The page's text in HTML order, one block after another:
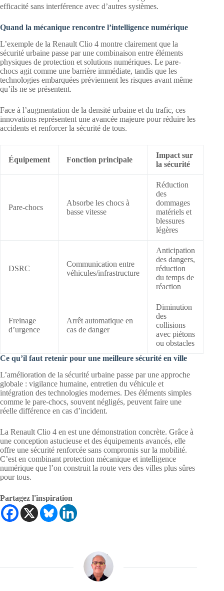
efficacité sans interférence avec d’autres systèmes.
Quand la mécanique rencontre l’intelligence numérique
L’exemple de la Renault Clio 4 montre clairement que la
sécurité urbaine passe par une combinaison entre éléments
physiques de protection et solutions numériques. Le pare-
chocs agit comme une barrière immédiate, tandis que les
technologies embarquées préviennent les risques avant même
qu’ils ne se présentent.
Face à l’augmentation de la densité urbaine et du trafic, ces
innovations représentent une avancée majeure pour réduire les
accidents et renforcer la sécurité de tous.
Équipement Fonction principale
Impact sur
la sécurité
Pare-chocs
Absorbe les chocs à
basse vitesse
Réduction
des
dommages
matériels et
blessures
légères
DSRC
Communication entre
véhicules/infrastructure
Anticipation
des dangers,
réduction
du temps de
réaction
Freinage
d’urgence
Arrêt automatique en
cas de danger
Diminution
des
collisions
avec piétons
ou obstacles
Ce qu’il faut retenir pour une meilleure sécurité en ville
L’amélioration de la sécurité urbaine passe par une approche
globale : vigilance humaine, entretien du véhicule et
intégration des technologies modernes. Des éléments simples
comme le pare-chocs, souvent négligés, peuvent faire une
réelle différence en cas d’incident.
La Renault Clio 4 en est une démonstration concrète. Grâce à
une conception astucieuse et des équipements avancés, elle
offre une sécurité renforcée sans compromis sur la mobilité.
C’est en combinant protection mécanique et intelligence
numérique que l’on construit la route vers des villes plus sûres
pour tous.
Partagez l'inspiration